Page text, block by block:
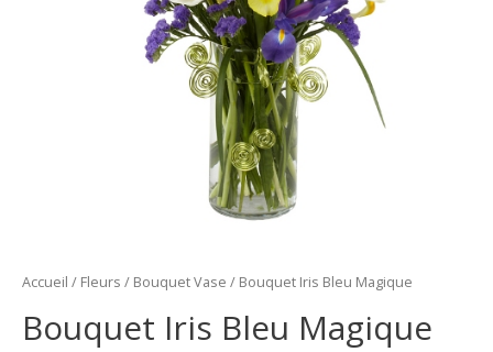
Accueil / Fleurs / Bouquet Vase / Bouquet Iris Bleu Magique
Bouquet Iris Bleu Magique